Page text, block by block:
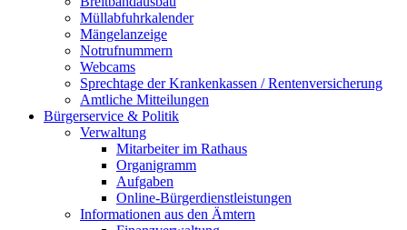
Müllabfuhrkalender
Mängelanzeige
Notrufnummern
Webcams
Sprechtage der Krankenkassen / Rentenversicherung
Amtliche Mitteilungen
Bürgerservice & Politik
Verwaltung
Mitarbeiter im Rathaus
Organigramm
Aufgaben
Online-Bürgerdienstleistungen
Informationen aus den Ämtern